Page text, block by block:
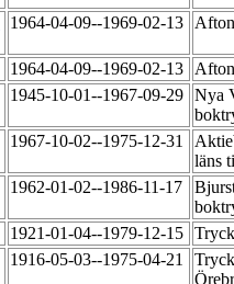
1964-04-09--1969-02-13
1964-04-09--1969-02-13
1945-10-01--1967-09-29 Nya
1967-10-02--1975-12-31
läns
1962-01-02--1986-11-17
1921-01-04--1979-12-15
1916-05-03--1975-04-21